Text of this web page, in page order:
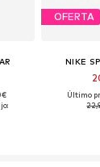
OFERTA
NIKE
Último